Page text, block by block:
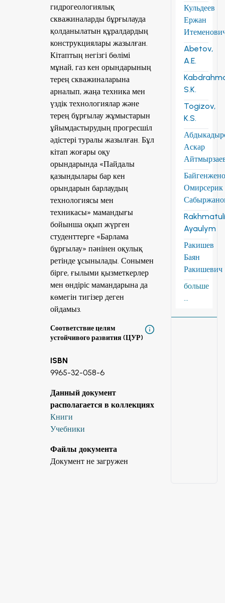
гидрогеологиялық
скважиналарды бұрғылауда
қолданылатын құралдардың
конструкциялары жазылған.
Кітаптың негізгі бөлімі
мұнай, газ кен орындарының
терең скважиналарына
арналып, жаңа техника мен
үздік технологиялар және
терең бұрғылау жұмыстарын
ұйымдастырудың прогресшіл
әдістері туралы жазылған. Бұл
кітап жоғары оқу
орындарында «Пайдалы
қазындылары бар кен
орындарын барлаудың
технологиясы мен
техникасы» мамандығы
бойынша оқып жүрген
студенттерге «Барлама
бұрғылау» пәнінен оқулық
ретінде ұсынылады. Сонымен
бірге, ғылыми қызметкерлер
мен өндіріс мамандарына да
көмегін тигізер деген
ойдамыз.
Соответствие целям
устойчивого развития (ЦУР)
ISBN
9965-32-058-6
Данный документ
располагается в коллекциях
Книги
Учебники
Файлы документа
Документ не загружен
Кульдеев
Ержан
Abetov,
A.E.
S.K.
Togizov,
K.S.
Аскар
Омирсерик
Ayaulym
Ракишев
Баян
Ракишевич
больше
...